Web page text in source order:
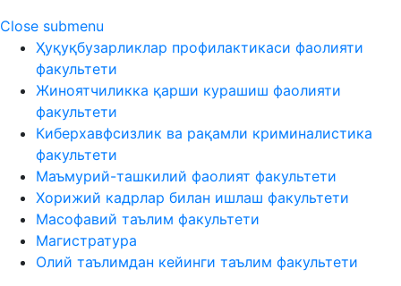
Close submenu
Ҳуқуқбузарликлар профилактикаси фаолияти
факультети
Жиноятчиликка қарши курашиш фаолияти
факультети
Киберхавфсизлик ва рақамли криминалистика
факультети
Маъмурий-ташкилий фаолият факультети
Хорижий кадрлар билан ишлаш факультети
Масофавий таълим факультети
Магистратура
Олий таълимдан кейинги таълим факультети